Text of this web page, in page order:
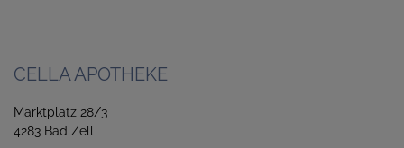
CELLA APOTHEKE
Marktplatz 28/3
4283 Bad Zell